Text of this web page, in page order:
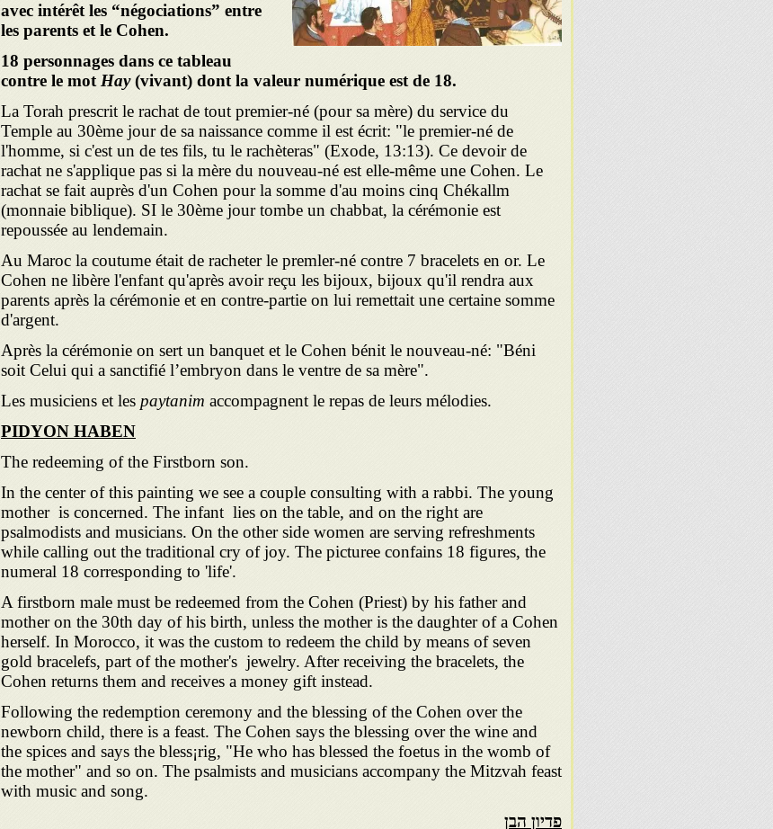
avec intérêt les “négociations” entre
les parents et le Cohen.
18 personnages dans ce tableau
contre le mot Hay(vivant) dont la valeur numérique est de 18.
La Torah prescrit le rachat de tout premier-né (pour sa mère) du service du
Temple au 30ème jour de sa naissance comme il est écrit: "le premier-né de
l'homme, si c'est un de tes fils, tu le rachèteras" (Exode, 13:13). Ce devoir de
rachat ne s'applique pas si la mère du nouveau-né est elle-même une Cohen. Le
rachat se fait auprès d'un Cohen pour la somme d'au moins cinq Chékallm
(monnaie biblique). SI le 30ème jour tombe un chabbat, la cérémonie est
repoussée au lendemain.
Au Maroc la coutume était de racheter le premler-né contre 7 bracelets en or. Le
Cohen ne libère l'enfant qu'après avoir reçu les bijoux, bijoux qu'il rendra aux
parents après la cérémonie et en contre-partie on lui remettait une certaine somme
d'argent.
Après la cérémonie on sert un banquet et le Cohen bénit le nouveau-né: "Béni
soit Celui qui a sanctifié l’embryon dans le ventre de sa mère".
Les musiciens et les paytanim accompagnent le repas de leurs mélodies.
PIDYON HABEN
The redeeming of the Firstborn son.
In the center of this painting we see a couple consulting with a rabbi. The young
mother is concerned. The infant lies on the table, and on the right are
psalmodists and musicians. On the other side women are serving refreshments
while calling out the traditional cry of joy. The picturee confains 18 figures, the
numeral 18 corresponding to 'life'.
A firstborn male must be redeemed from the Cohen (Priest) by his father and
mother on the 30th day of his birth, unless the mother is the daughter of a Cohen
herself. In Morocco, it was the custom to redeem the child by means of seven
gold bracelefs, part of the mother's jewelry. After receiving the bracelets, the
Cohen returns them and receives a money gift instead.
Following the redemption ceremony and the blessing of the Cohen over the
newborn child, there is a feast. The Cohen says the blessing over the wine and
the spices and says the bless¡rig, "He who has blessed the foetus in the womb of
the mother" and so on. The psalmists and musicians accompany the Mitzvah feast
with music and song.
פדיון הבן